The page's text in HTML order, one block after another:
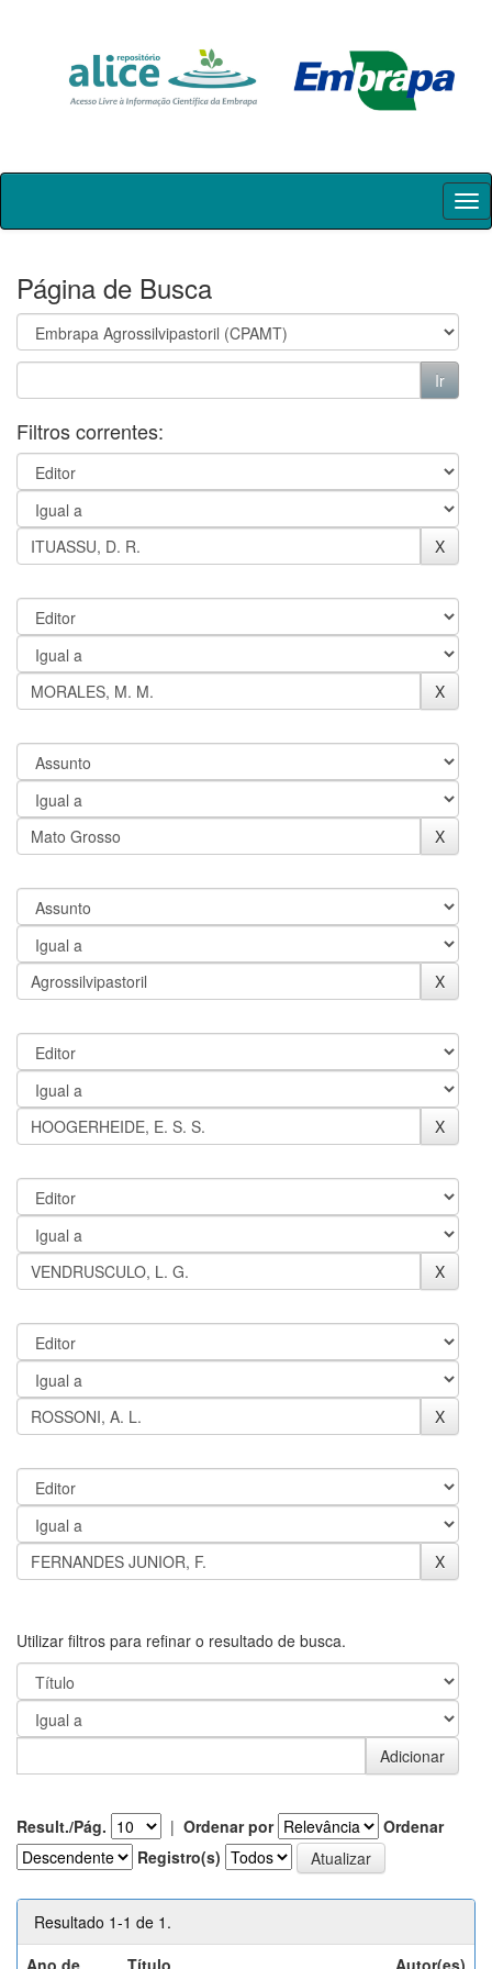
Skip
Página de Busca
Filtros correntes:
Utilizar filtros para refinar o resultado de busca.
Result./Pág. | Ordenar por
Ordenar
Registro(s)
Resultado 1-1 de 1.
Ano de
Título Autor(es)